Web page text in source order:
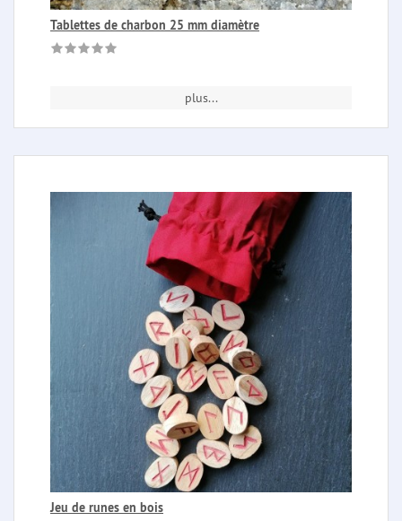
Tablettes de charbon 25 mm diamètre
plus...
Jeu de runes en bois